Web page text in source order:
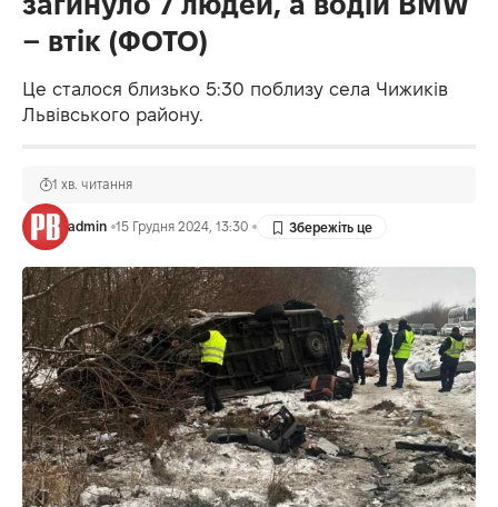
– втік (ФОТО)
Це сталося близько 5:30 поблизу села Чижиків
Львівського району.
admin 15 Грудня 2024, 13:30
1 хв. читання